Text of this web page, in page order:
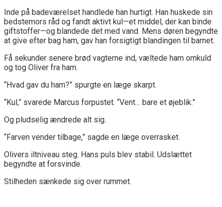
Inde på badeværelset handlede han hurtigt. Han huskede sin
bedstemors råd og fandt aktivt kul—et middel, der kan binde
giftstoffer—og blandede det med vand. Mens døren begyndte
at give efter bag ham, gav han forsigtigt blandingen til barnet.
Få sekunder senere brød vagterne ind, væltede ham omkuld
og tog Oliver fra ham.
“Hvad gav du ham?” spurgte en læge skarpt.
“Kul,” svarede Marcus forpustet. “Vent… bare et øjeblik.”
Og pludselig ændrede alt sig.
“Farven vender tilbage,” sagde en læge overrasket.
Olivers iltniveau steg. Hans puls blev stabil. Udslættet
begyndte at forsvinde.
Stilheden sænkede sig over rummet.